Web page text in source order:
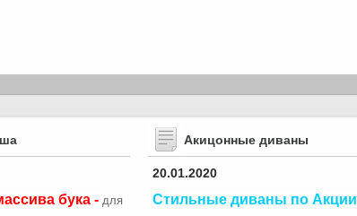
бука - для
Акицонные диваны
20.01.2020
Стильные диваны по Акции